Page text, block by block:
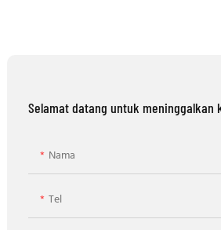
Selamat datang untuk meninggalkan
Nama
Tel